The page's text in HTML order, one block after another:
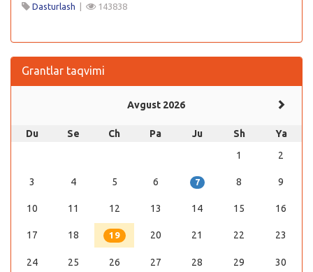
Dasturlash | 143838
Grantlar taqvimi
Avgust 2026
Du Se Ch Pa Ju Sh
Ya
1
2
3 4 5 6 7 8 9
10 11 12 13 14 15 16
17 18 19 20 21 22 23
24 25 26 27 28 29 30